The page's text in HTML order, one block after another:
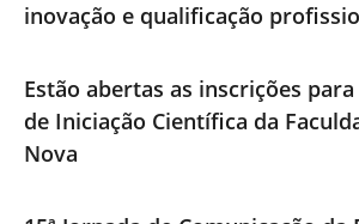
inovação e qualificação
Estão abertas as inscrições para
de Iniciação Científica da
Nova